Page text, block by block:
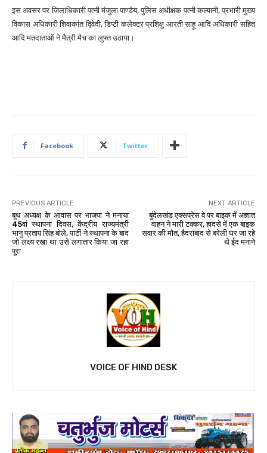
इस अवसर पर जिलाधिकारी पत्नी मंजुला पाण्डेय, पुलिस अधीक्षक पत्नी कल्यानी, प्रभारी मुख्य
विकास अधिकारी शिवाकांत द्विवेदी, डिप्टी कलेक्टर प्रशिक्षु आरती साहू आदि अधिकारी सहित
आदि मतदाताओं ने मैत्री मैच का लुफ्त उठाया।
Facebook Twitter
PREVIOUS ARTICLE
बूथ अध्यक्ष के आवास पर भाजपा ने मनाया
45वां स्थापना दिवस, केंद्रीय राज्यमंत्री
भानु प्रताप सिंह बोले, पार्टी ने स्थापना के बाद
जो लक्ष्य रखा था उसे लगातार किया जा रहा
पूरा
NEXT ARTICLE
बुंदेलखंड एक्सप्रेस वे पर बाइक में अज्ञात
वाहन ने मारी टक्कर, हादसे में एक बाइक
सवार की मौत, हैदराबाद से बरेली घर जा रहे
थे ईद मनाने
VOICE OF HIND DESK